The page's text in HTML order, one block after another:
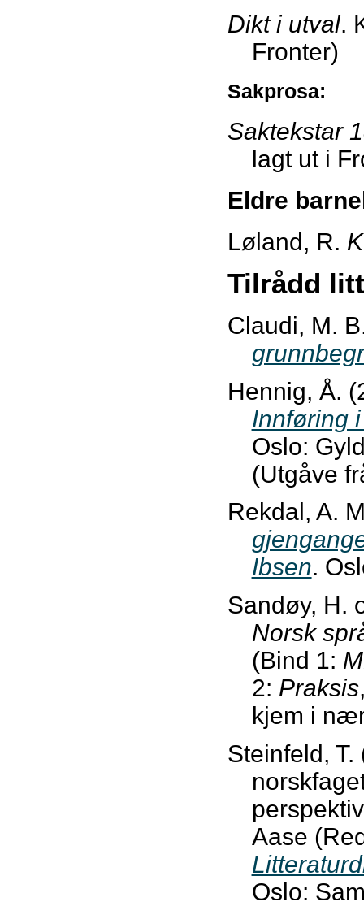
Dikt i utval.
Fronter)
Sakprosa:
Saktekstar
lagt ut i
Eldre
Løland, R.
Tilrådd
Claudi, M.
Hennig, Å.
Innføring
Oslo:
(Utgåve
Rekdal, A.
Ibsen.
Sandøy, H.
Norsk
(Bind 1:
2: Praksis
kjem i
Steinfeld,
Aase
Oslo: